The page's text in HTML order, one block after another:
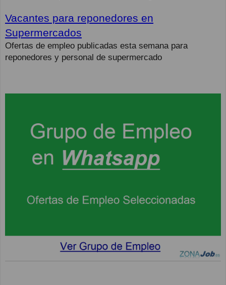
Vacantes para reponedores en
Supermercados
Ofertas de empleo publicadas esta semana para
reponedores y personal de supermercado